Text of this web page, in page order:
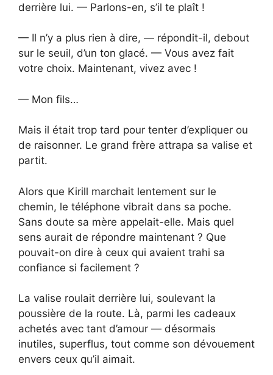
derrière lui. — Parlons-en, s’il te plaît !
— Il n’y a plus rien à dire, — répondit-il, debout
sur le seuil, d’un ton glacé. — Vous avez fait
votre choix. Maintenant, vivez avec !
— Mon fils…
Mais il était trop tard pour tenter d’expliquer ou
de raisonner. Le grand frère attrapa sa valise et
partit.
Alors que Kirill marchait lentement sur le
chemin, le téléphone vibrait dans sa poche.
Sans doute sa mère appelait-elle. Mais quel
sens aurait de répondre maintenant ? Que
pouvait-on dire à ceux qui avaient trahi sa
confiance si facilement ?
La valise roulait derrière lui, soulevant la
poussière de la route. Là, parmi les cadeaux
achetés avec tant d’amour — désormais
inutiles, superflus, tout comme son dévouement
envers ceux qu’il aimait.